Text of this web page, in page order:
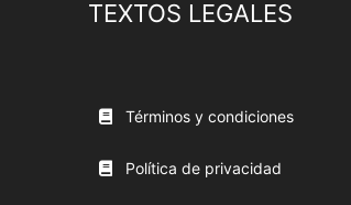
TEXTOS LEGALES
Términos y condiciones
Política de privacidad